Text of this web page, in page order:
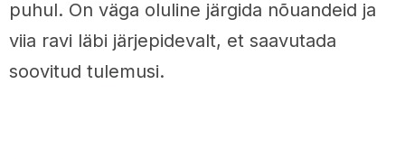
puhul. On väga oluline järgida nõuandeid ja
viia ravi läbi järjepidevalt, et saavutada
soovitud tulemusi.